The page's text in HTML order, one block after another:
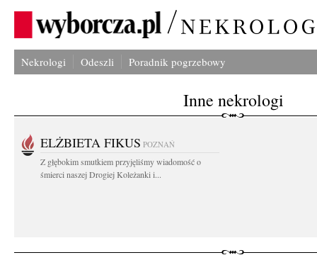
Nekrologi Odeszli Poradnik pogrzebowy
Inne nekrologi
ELŻBIETA FIKUS POZNAŃ
Z głębokim smutkiem przyjęliśmy wiadomość o
śmierci naszej Drogiej Koleżanki i...